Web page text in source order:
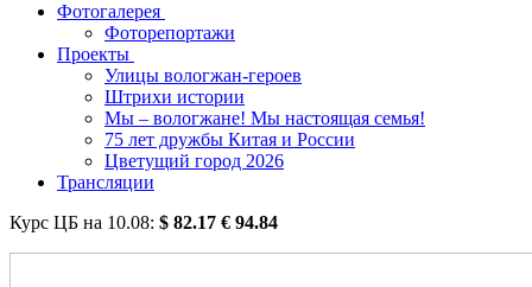
Фотогалерея
Фоторепортажи
Проекты
Улицы вологжан-героев
Штрихи истории
Мы – вологжане! Мы настоящая семья!
75 лет дружбы Китая и России
Цветущий город 2026
Трансляции
Курс ЦБ на 10.08: $ 82.17 € 94.84